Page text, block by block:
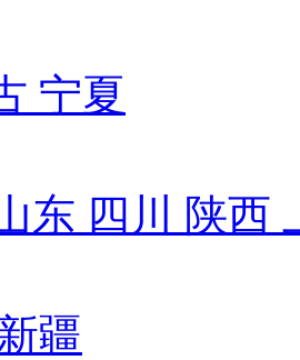
宁夏
东 四川 陕西
疆